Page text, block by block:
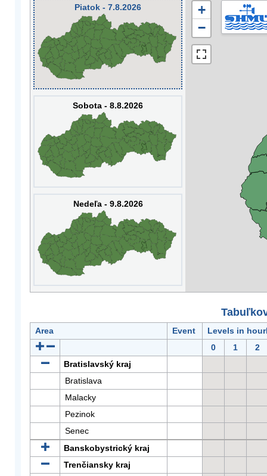
Piatok - 7.8.2026
Sobota - 8.8.2026
Nedeľa - 9.8.2026
+
−
Area Event
Levels in
0
1
2
Bratislavský kraj
Bratislava
Malacky
Pezinok
Senec
Banskobystrický kraj
Trenčiansky kraj